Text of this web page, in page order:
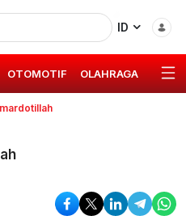
ID
OTOMOTIF OLAHRAGA GAYA